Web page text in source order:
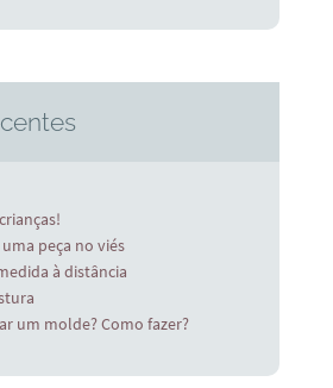
peça no viés
à distância
um molde? Como fazer?